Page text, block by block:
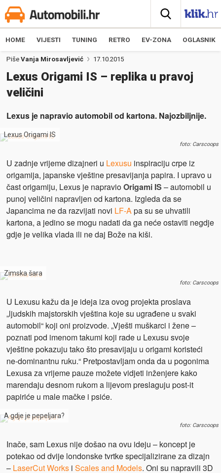
HOME VIJESTI TUNING RETRO EV-ZONA OGLASNIK
Piše Vanja Mirosavljević 17.10.2015
Lexus Origami IS – replika u pravoj
veličini
Lexus je napravio automobil od kartona. Najozbiljnije.
Lexus Origami IS
foto: Carscoops
U zadnje vrijeme dizajneri u Lexusu inspiraciju crpe iz
origamija, japanske vještine presavijanja papira. I upravo u
čast origamiju, Lexus je napravioOrigami IS – automobil u
punoj veličini napravljen od kartona. Izgleda da se
Japancima ne da razvijati novi LF-Apa su se uhvatili
kartona, a jedino se mogu nadati da ga neće ostaviti negdje
gdje je velika vlada ili ne daj Bože na kiši.
Zimska šara
foto: Carscoops
U Lexusu kažu da je ideja iza ovog projekta proslava
„ljudskih majstorskih vještina koje su ugrađene u svaki
automobil“ koji oni proizvode. „Vješti muškarci i žene –
poznati pod imenom takumi koji rade u Lexusu svoje
vještine pokazuju tako što presavijaju u origami koristeći
ne-dominantnu ruku.“ Pretpostavljam onda da u pogonima
Lexusa za vrijeme pauze možete vidjeti inženjere kako
marendaju desnom rukom a lijevom preslaguju post-it
papiriće u male mačke i psiće.
A gdje je pepeljara?
foto: Carscoops
Inače, sam Lexus nije došao na ovu ideju – koncept je
potekao od dvije londonske tvrtke specijalizirane za dizajn
– LaserCut Worksi Scales and Models. Oni su napravili 3D